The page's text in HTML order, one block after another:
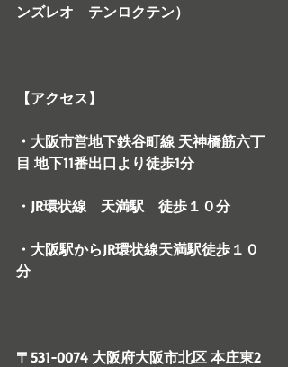
ンズレオ　テンロクテン）
【アクセス】
・大阪市営地下鉄谷町線 天神橋筋六丁
目 地下11番出口より徒歩1分
・JR環状線　天満駅　徒歩１０分
・大阪駅からJR環状線天満駅徒歩１０
分
〒531-0074 大阪府大阪市北区 本庄東2